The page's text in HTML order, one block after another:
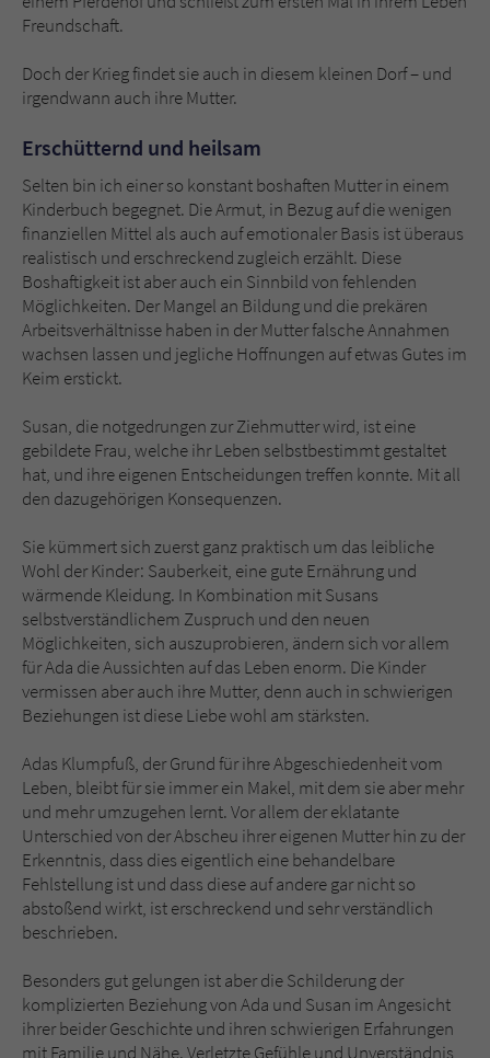
Freundschaft.
Doch der Krieg findet sie auch in diesem kleinen Dorf – und
irgendwann auch ihre Mutter.
Erschütternd und heilsam
Selten bin ich einer so konstant boshaften Mutter in einem
Kinderbuch begegnet. Die Armut, in Bezug auf die wenigen
finanziellen Mittel als auch auf emotionaler Basis ist überaus
realistisch und erschreckend zugleich erzählt. Diese
Boshaftigkeit ist aber auch ein Sinnbild von fehlenden
Möglichkeiten. Der Mangel an Bildung und die prekären
Arbeitsverhältnisse haben in der Mutter falsche Annahmen
wachsen lassen und jegliche Hoffnungen auf etwas Gutes im
Keim erstickt.
Susan, die notgedrungen zur Ziehmutter wird, ist eine
gebildete Frau, welche ihr Leben selbstbestimmt gestaltet
hat, und ihre eigenen Entscheidungen treffen konnte. Mit all
den dazugehörigen Konsequenzen.
Sie kümmert sich zuerst ganz praktisch um das leibliche
Wohl der Kinder: Sauberkeit, eine gute Ernährung und
wärmende Kleidung. In Kombination mit Susans
selbstverständlichem Zuspruch und den neuen
Möglichkeiten, sich auszuprobieren, ändern sich vor allem
für Ada die Aussichten auf das Leben enorm. Die Kinder
vermissen aber auch ihre Mutter, denn auch in schwierigen
Beziehungen ist diese Liebe wohl am stärksten.
Adas Klumpfuß, der Grund für ihre Abgeschiedenheit vom
Leben, bleibt für sie immer ein Makel, mit dem sie aber mehr
und mehr umzugehen lernt. Vor allem der eklatante
Unterschied von der Abscheu ihrer eigenen Mutter hin zu der
Erkenntnis, dass dies eigentlich eine behandelbare
Fehlstellung ist und dass diese auf andere gar nicht so
abstoßend wirkt, ist erschreckend und sehr verständlich
beschrieben.
Besonders gut gelungen ist aber die Schilderung der
komplizierten Beziehung von Ada und Susan im Angesicht
ihrer beider Geschichte und ihren schwierigen Erfahrungen
mit Familie und Nähe. Verletzte Gefühle und Unverständnis